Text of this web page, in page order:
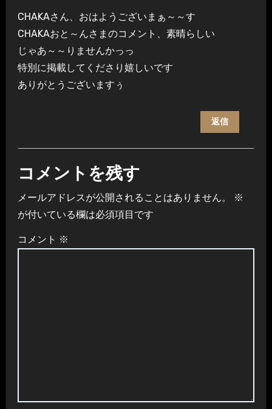
CHAKAさん、おはようございまぁ～～す
CHAKAおと～んさまのコメント、素晴らしい
じゃあ～～りませんかっっ
特別に掲載してくださり嬉しいです
ありがとうございますぅ
返信
コメントを残す
メールアドレスが公開されることはありません。
※
が付いている欄は必須項目です
コメント ※